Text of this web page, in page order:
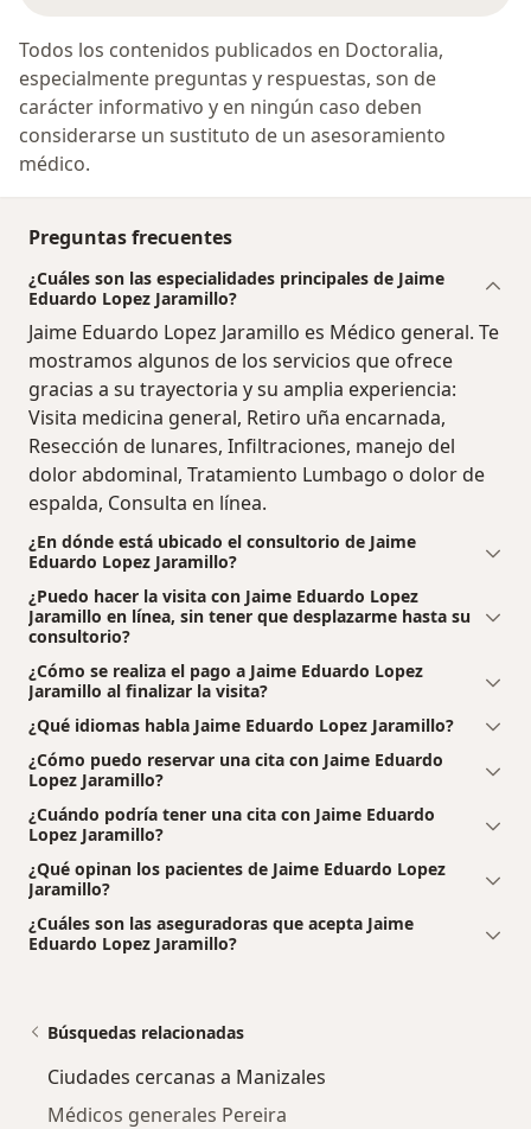
Todos los contenidos publicados en Doctoralia,
especialmente preguntas y respuestas, son de
carácter informativo y en ningún caso deben
considerarse un sustituto de un asesoramiento
médico.
Preguntas frecuentes
¿Cuáles son las especialidades principales de Jaime
Eduardo Lopez Jaramillo?
Jaime Eduardo Lopez Jaramillo es Médico general. Te
mostramos algunos de los servicios que ofrece
gracias a su trayectoria y su amplia experiencia:
Visita medicina general, Retiro uña encarnada,
Resección de lunares, Infiltraciones, manejo del
dolor abdominal, Tratamiento Lumbago o dolor de
espalda, Consulta en línea.
¿En dónde está ubicado el consultorio de Jaime
Eduardo Lopez Jaramillo?
¿Puedo hacer la visita con Jaime Eduardo Lopez
Jaramillo en línea, sin tener que desplazarme hasta su
consultorio?
¿Cómo se realiza el pago a Jaime Eduardo Lopez
Jaramillo al finalizar la visita?
¿Qué idiomas habla Jaime Eduardo Lopez Jaramillo?
¿Cómo puedo reservar una cita con Jaime Eduardo
Lopez Jaramillo?
¿Cuándo podría tener una cita con Jaime Eduardo
Lopez Jaramillo?
¿Qué opinan los pacientes de Jaime Eduardo Lopez
Jaramillo?
¿Cuáles son las aseguradoras que acepta Jaime
Eduardo Lopez Jaramillo?
Búsquedas relacionadas
Ciudades cercanas a Manizales
Médicos generales Pereira